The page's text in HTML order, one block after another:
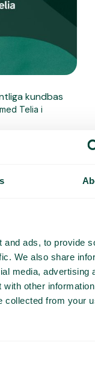
and ads, to provide
We also share
media, advertising
other
collected from your
kundbas
Telia i